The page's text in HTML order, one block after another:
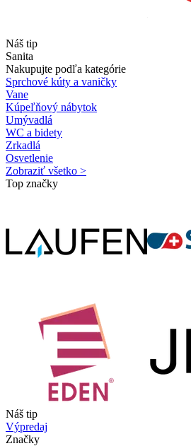
Náš tip
Sanita
Nakupujte podľa kategórie
Sprchové kúty a vaničky
Vane
Kúpeľňový nábytok
Umývadlá
WC a bidety
Zrkadlá
Osvetlenie
Zobraziť všetko >
Top značky
Náš tip
Výpredaj
Značky